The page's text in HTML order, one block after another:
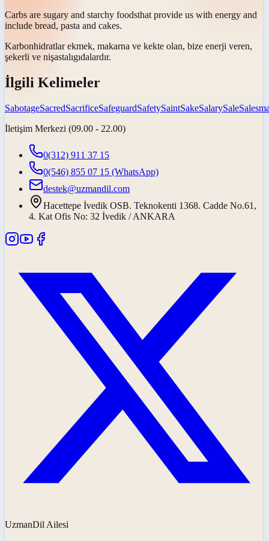
Carbs are sugary and starchy foodsthat provide us with energy and
include bread, pasta and cakes.
Karbonhidratlar ekmek, makarna ve kekte olan, bize enerji veren,
şekerli ve nişastalıgıdalardır.
İlgili Kelimeler
SabotageSacredSacrificeSafeguardSafetySaintSakeSalarySale
İletişim Merkezi (09.00 - 22.00)
0(312) 911 37 15
0(546) 855 07 15 (WhatsApp)
destek@uzmandil.com
Hacettepe İvedik OSB. Teknokenti 1368. Cadde No.61,
4. Kat Ofis No: 32 İvedik / ANKARA
UzmanDil Ailesi